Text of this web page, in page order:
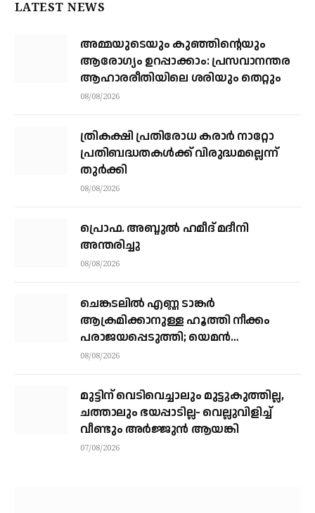
LATEST NEWS
അമ്മയുടെയും കുഞ്ഞിന്റെയും
ആരോഗ്യം ഉറപ്പാക്കാം: പ്രസവാനന്തര
ആഹാരരീതിയിലെ ശരിയും തെറ്റും
08/08/2026
ത്രികക്ഷി പ്രതിരോധ കരാര്‍ നാറ്റോ
പ്രതിബദ്ധതകള്‍ക്ക് വിരുദ്ധമല്ലെന്ന്
തുര്‍ക്കി
08/08/2026
പ്രൊഫ. അബ്ദുൽ ഹമീദ് മദീനി
അന്തരിച്ചു
08/08/2026
ചെങ്കടലില്‍ എണ്ണ ടാങ്കര്‍
ആക്രമിക്കാനുള്ള ഹൂത്തി നീക്കം
പരാജയപ്പെടുത്തി; യെമൻ
സംഘർഷത്തിലേക്ക് നീങ്ങുന്നുവെന്ന്
08/08/2026
മുട്ടിന് വെടിവെച്ചാലും മുട്ടുകുത്തില്ല,
ചത്താലും ഭയപ്പാടില്ല- വെല്ലുവിളിച്ച്
വീണ്ടും അർജ്ജുൻ ആയങ്കി
07/08/2026